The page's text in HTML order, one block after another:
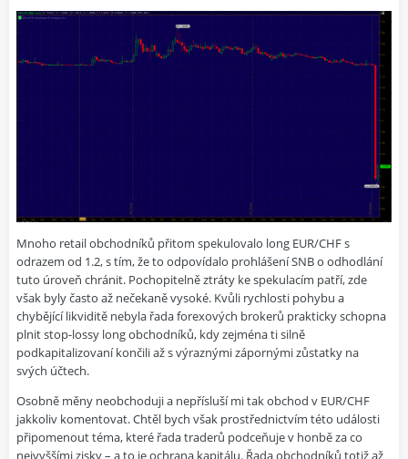
Mnoho retail obchodníků přitom spekulovalo long EUR/CHF s
odrazem od 1.2, s tím, že to odpovídalo prohlášení SNB o odhodlání
tuto úroveň chránit. Pochopitelně ztráty ke spekulacím patří, zde
však byly často až nečekaně vysoké. Kvůli rychlosti pohybu a
chybějící likviditě nebyla řada forexových brokerů prakticky schopna
plnit stop-lossy long obchodníků, kdy zejména ti silně
podkapitalizovaní končili až s výraznými zápornými zůstatky na
svých účtech.
Osobně měny neobchoduji a nepřísluší mi tak obchod v EUR/CHF
jakkoliv komentovat. Chtěl bych však prostřednictvím této události
připomenout téma, které řada traderů podceňuje v honbě za co
nejvyššími zisky – a to je ochrana kapitálu. Řada obchodníků totiž až